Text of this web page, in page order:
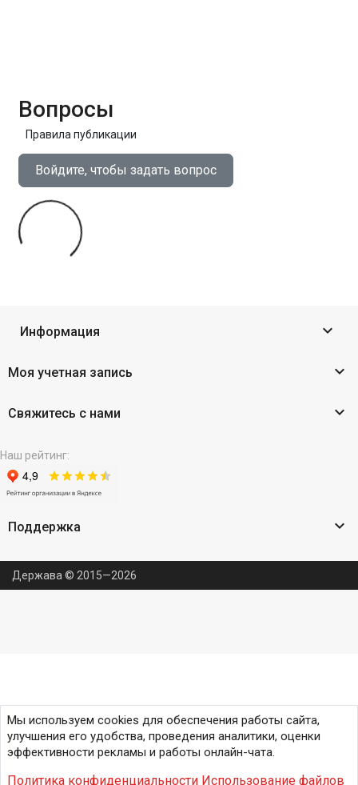
Вопросы
Правила публикации
Войдите, чтобы задать вопрос
Информация 
Моя учетная запись 
Свяжитесь с нами 
Наш рейтинг:
Поддержка 
Держава © 2015—2026
Мы используем cookies для обеспечения работы сайта,
улучшения его удобства, проведения аналитики, оценки
эффективности рекламы и работы онлайн-чата.
Политика конфиденциальности Использование файлов